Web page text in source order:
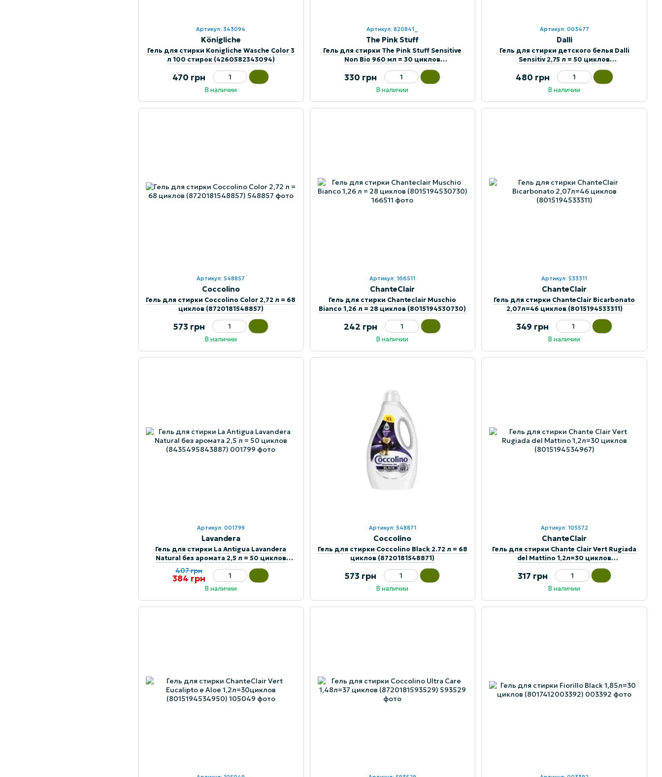
Артикул: 343094
Königliche
Гель для стирки Konigliche Wasche Color 3
л 100 стирок (4260582343094)
470 грн
В наличии
Артикул: 820841_
The Pink Stuff
Гель для стирки The Pink Stuff Sensitive
Non Bio 960 мл = 30 циклов
330 грн
В наличии
Артикул: 003477
Dalli
Гель для стирки детского белья Dalli
Sensitiv 2,75 л = 50 циклов
480 грн
В наличии
Артикул: 548857
Coccolino
Гель для стирки Coccolino Color 2,72 л = 68
циклов (8720181548857)
573 грн
В наличии
Артикул: 166511
ChanteClair
Гель для стирки Chanteclair Muschio
Bianco 1,26 л = 28 циклов (8015194530730)
242 грн
В наличии
Артикул: 533311
ChanteClair
Гель для стирки ChanteClair Bicarbonato
2,07л=46 циклов (8015194533311)
349 грн
В наличии
Артикул: 001799
Lavandera
Гель для стирки La Antigua Lavandera
Natural без аромата 2,5 л = 50 циклов
407 грн
384 грн
В наличии
Артикул: 548871
Coccolino
Гель для стирки Coccolino Black 2.72 л = 68
циклов (8720181548871)
573 грн
В наличии
Артикул: 105572
ChanteClair
Гель для стирки Chante Clair Vert Rugiada
del Mattino 1,2л=30 циклов
317 грн
В наличии